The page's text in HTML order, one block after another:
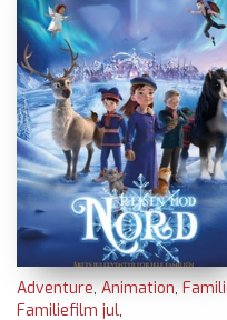
Adventure,Animation,
Familiefilm jul,